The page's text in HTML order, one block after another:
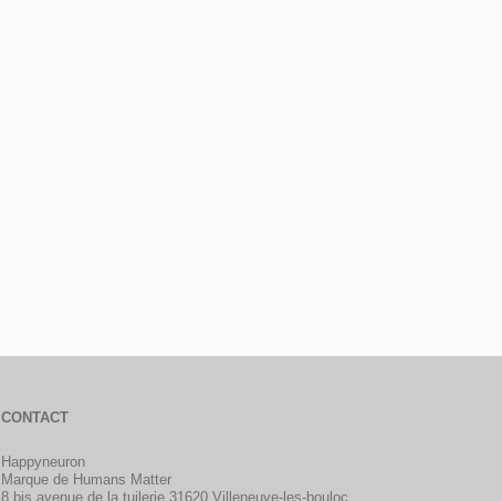
CONTACT
Happyneuron
Marque de Humans Matter
8 bis avenue de la tuilerie 31620 Villeneuve-les-bouloc